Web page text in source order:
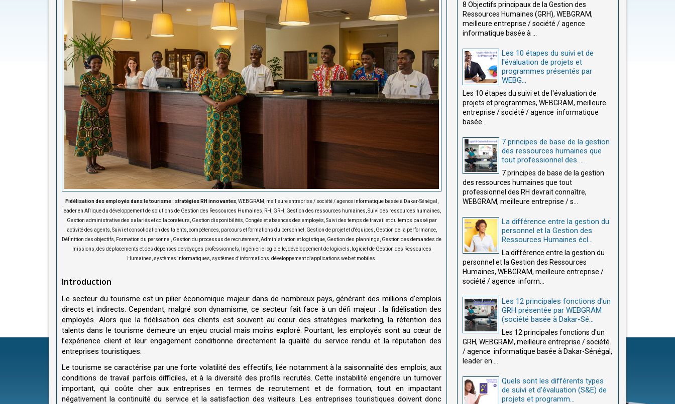
Fidélisation des employés dans le tourisme : stratégies RH innovantes, WEBGRAM, meilleure entreprise / société / agence informatique basée à Dakar-Sénégal,
leader en Afrique du développement de solutions de Gestion des Ressources Humaines, RH, GRH, Gestion des ressources humaines, Suivi des ressources humaines,
Gestion administrative des salariés et collaborateurs, Gestion disponibilités, Congés et absences des employés, Suivi des temps de travail et du temps passé par
activité des agents, Suivi et consolidation des talents, compétences, parcours et formations du personnel, Gestion de projet et d'équipes, Gestion de la performance,
Définition des objectifs, Formation du personnel, Gestion du processus de recrutement, Administration et logistique, Gestion des plannings, Gestion des demandes de
missions, des déplacements et des dépenses de voyages professionnels, Ingénierie logicielle, développement de logiciels, logiciel de Gestion des Ressources
Humaines, systèmes informatiques, systèmes d'informations, développement d'applications web et mobiles.
Introduction
Le secteur du tourisme est un pilier économique majeur dans de nombreux pays, générant des millions d’emplois
directs et indirects. Cependant, malgré son dynamisme, ce secteur fait face à un défi majeur : la fidélisation des
employés. Alors que la fidélisation des clients est souvent au cœur des stratégies marketing, la rétention des
talents dans le tourisme demeure un enjeu crucial mais moins exploré. Pourtant, les employés sont au cœur de
l’expérience client et leur engagement conditionne directement la qualité du service rendu et la réputation des
entreprises touristiques.
Le tourisme se caractérise par une forte volatilité des effectifs, liée notamment à la saisonnalité des emplois, aux
conditions de travail parfois difficiles, et à la diversité des profils recrutés. Cette instabilité engendre un turnover
important, qui coûte cher aux entreprises en termes de recrutement et de formation, tout en impactant
négativement la continuité du service et la satisfaction des visiteurs Les entreprises touristiques doivent donc
8 Objectifs principaux de la Gestion des
Ressources Humaines (GRH), WEBGRAM,
meilleure entreprise / société / agence
informatique basée à ...
Les 10 étapes du suivi et de
l'évaluation de projets et
programmes présentés par
WEBG...
Les 10 étapes du suivi et de l'évaluation de
projets et programmes, WEBGRAM, meilleure
entreprise / société / agence informatique
basée...
7 principes de base de la gestion
des ressources humaines que
tout professionnel des ...
7 principes de base de la gestion
des ressources humaines que tout
professionnel des RH devrait connaître,
WEBGRAM, meilleure entreprise / s...
La différence entre la gestion du
personnel et la Gestion des
Ressources Humaines écl...
La différence entre la gestion du
personnel et la Gestion des Ressources
Humaines, WEBGRAM, meilleure entreprise /
société / agence inform...
Les 12 principales fonctions d'un
GRH présentée par WEBGRAM
(société basée à Dakar-Sé...
Les 12 principales fonctions d'un
GRH, WEBGRAM, meilleure entreprise / société
/ agence informatique basée à Dakar-Sénégal,
leader en ...
Quels sont les différents types
de suivi et d'évaluation (S&E) de
projets et programm...